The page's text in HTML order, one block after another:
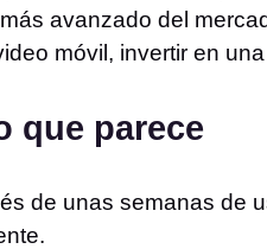
avanzado del
móvil, invertir en
que parece
de unas semanas de